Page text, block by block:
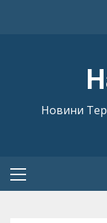
Новини
Primary